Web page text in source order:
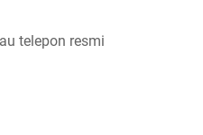
telepon resmi